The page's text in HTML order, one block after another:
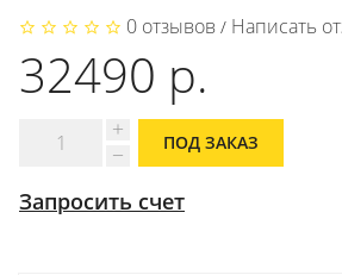
0 отзывов / Написать
32490 р.
ПОД ЗАКАЗ
Запросить счет